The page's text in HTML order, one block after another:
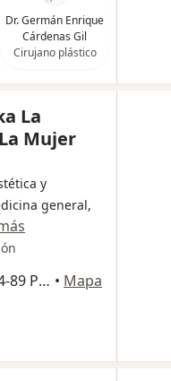
Dr. Germán Enrique
Cárdenas Gil
Cirujano plástico
La
Mujer
y
general,
Edificio: Babilla Plaza, Cra. 105 #14-89 Piso 4 / Consultorio 419, Ciudad Jardín, Cali, Valle del Cauca, Cali • Mapa